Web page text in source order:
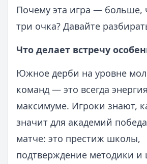
Почему эта игра — больше,
три очка? Давайте
Что делает встречу
Южное дерби на уровне
команд — это всегда
максимуме. Игроки знают,
значит для академий
матче: это престиж школы,
подтверждение методики и